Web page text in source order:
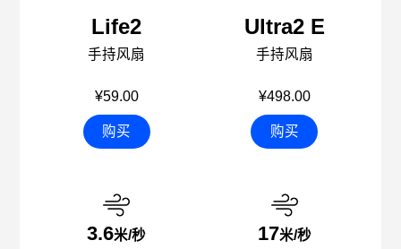
Life2
手持风扇
¥59.00
购买
3.6米/秒
Ultra2 E
手持风扇
¥498.00
购买
17米/秒